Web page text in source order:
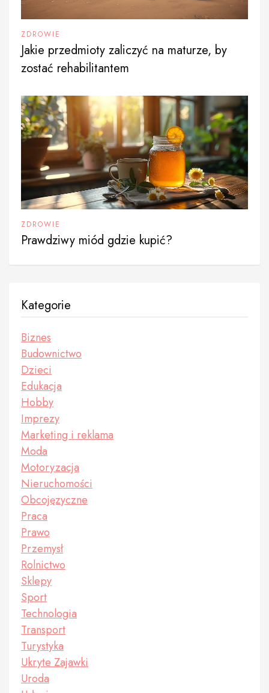
ZDROWIE
Jakie przedmioty zaliczyć na maturze, by
zostać rehabilitantem
ZDROWIE
Prawdziwy miód gdzie kupić?
Kategorie
Biznes
Budownictwo
Dzieci
Edukacja
Hobby
Imprezy
Marketing i reklama
Moda
Motoryzacja
Nieruchomości
Obcojęzyczne
Praca
Prawo
Przemysł
Rolnictwo
Sklepy
Sport
Technologia
Transport
Turystyka
Ukryte Zajawki
Uroda